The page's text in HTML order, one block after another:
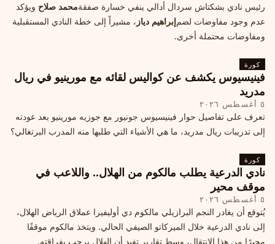
رئيس نادي بشكتاش سردال أدالي ينفي خسارة صفقةمحمد صلاح ويؤكد
عدم وجود مفاوضات لضمإبراهيم دياز ، مشيراً إلى خطة النادي المستقبلية
ومفاوضات محتملة أخرى.
كورة
فينيسيوس يكشف عن كواليس لقائه مع مورينيو في ريال
مدريد
٥ أغسطس ٢٠٢٦
تعرف على تفاصيل حوار فينيسيوس جونيور مع جوزيه مورينيو بعد عودته
إلى تدريبات ريال مدريد، ما هي الأشياء التي طلبها منه المدرب البرتغالي؟
كورة
نادي الدرعية يطلب مالكوم من الهلال.. واللاعب في
موقف محير
٥ أغسطس ٢٠٢٦
يُتوقع أن يغادر النجم البرازيلي مالكوم دي أوليفيرا عملاق الرياض الهلال،
إلى نادي الدرعية خلال الميركاتو الصيفي الحالي. ويتخذ مالكوم موقفًا
محيرًا من هذا الانتقال، وسط تقارير تفيد أن الهلال يرحب بفراقته.